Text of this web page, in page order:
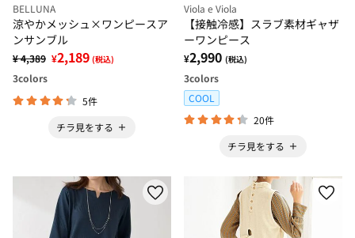
BELLUNA
涼やかメッシュ×ワンピースア
ンサンブル
¥ 4,389 ¥2,189 (税込)
3colors
5件
チラ見をする
Viola e Viola
【接触冷感】スラブ素材ギャザ
ーワンピース
¥2,990 (税込)
3colors
COOL
20件
チラ見をする